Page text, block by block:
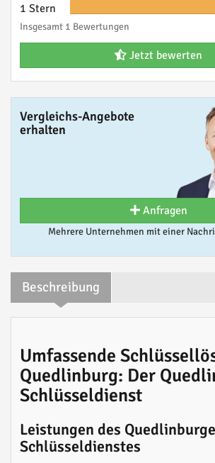
1 Stern
Insgesamt 1 Bewertungen
Jetzt bewerten
Vergleichs-Angebote
erhalten
Anfragen
Mehrere Unternehmen mit einer
Beschreibung
Umfassende
Quedlinburg: Der
Schlüsseldienst
Leistungen des
Schlüsseldienstes